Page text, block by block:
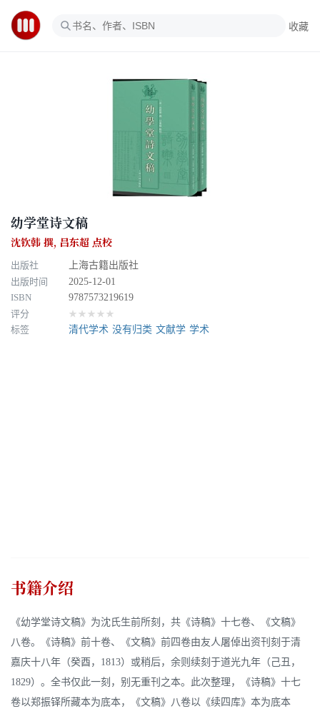
收藏
幼学堂诗文稿
沈钦韩 撰, 吕东超 点校
出版社
上海古籍出版社
出版时间
2025-12-01
ISBN
9787573219619
评分
★★★★★
标签 清代学术 没有归类 文献学 学术
书籍介绍
《幼学堂诗文稿》为沈氏生前所刻，共《诗稿》十七卷、《文稿》
八卷。《诗稿》前十卷、《文稿》前四卷由友人屠倬出资刊刻于清
嘉庆十八年（癸酉，1813）或稍后，余则续刻于道光九年（己丑，
1829）。全书仅此一刻，别无重刊之本。此次整理，《诗稿》十七
卷以郑振铎所藏本为底本，《文稿》八卷以《续四库》本为底本